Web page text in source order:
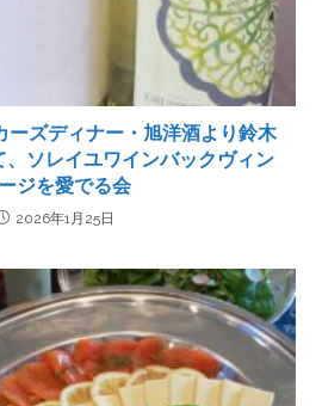
ーズディナー・旭洋酒より鈴木
、ソレイユワインバックヴィン
ジを愛でる会
2026年1月25日